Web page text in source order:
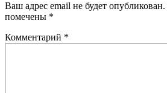
Ваш адрес email не будет опубликован.
помечены *
Комментарий *